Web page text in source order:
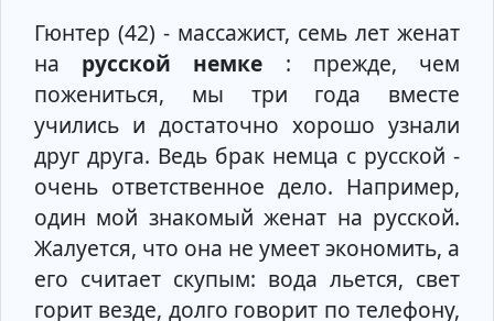
Гюнтер (42) - массажист, семь лет женат
на русской немке : прежде, чем
пожениться, мы три года вместе
учились и достаточно хорошо узнали
друг друга. Ведь брак немца с русской -
очень ответственное дело. Например,
один мой знакомый женат на русской.
Жалуется, что она не умеет экономить, а
его считает скупым: вода льется, свет
горит везде, долго говорит по телефону,